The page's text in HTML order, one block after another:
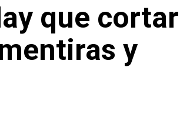
que cortar
y